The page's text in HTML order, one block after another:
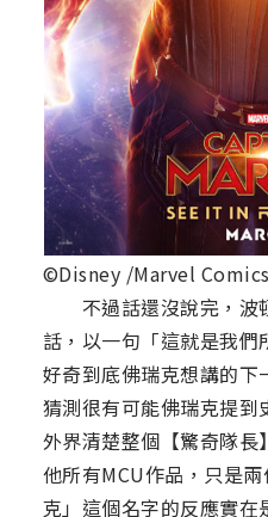
©Disney /Marvel Comics
不過話還沒說完，波
話，以一句「這就是我
好奇到底佛瑞克想講的
猜測很有可能佛瑞克提
外界清楚整個【驚奇隊
他所有MCU作品，只是
克」這個名字的反應實